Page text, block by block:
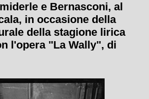
e Bernasconi, al
in occasione della
della stagione lirica
l'opera "La Wally", di
regia di Tatiana Pavlova